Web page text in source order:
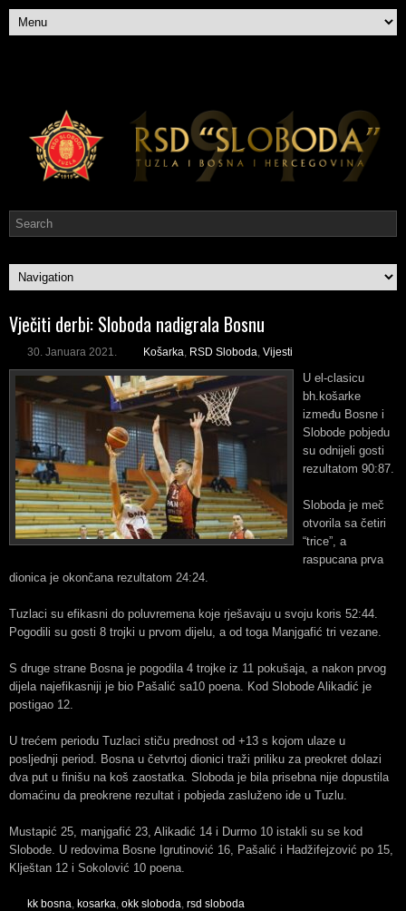
Vječiti derbi: Sloboda nadigrala Bosnu
30. Januara 2021. Košarka RSD Sloboda Vijesti
U el-clasicu
bh.košarke
između Bosne i
Slobode pobjedu
su odnijeli gosti
rezultatom 90:87.
Sloboda je meč
otvorila sa četiri
“trice”, a
raspucana prva
dionica je okončana rezultatom 24:24.
Tuzlaci su efikasni do poluvremena koje rješavaju u svoju koris 52:44.
Pogodili su gosti 8 trojki u prvom dijelu, a od toga Manjgafić tri vezane.
S druge strane Bosna je pogodila 4 trojke iz 11 pokušaja, a nakon prvog
dijela najefikasniji je bio Pašalić sa10 poena. Kod Slobode Alikadić je
postigao 12.
U trećem periodu Tuzlaci stiču prednost od +13 s kojom ulaze u
posljednji period. Bosna u četvrtoj dionici traži priliku za preokret dolazi
dva put u finišu na koš zaostatka. Sloboda je bila prisebna nije dopustila
domaćinu da preokrene rezultat i pobjeda zasluženo ide u Tuzlu.
Mustapić 25, manjgafić 23, Alikadić 14 i Durmo 10 istakli su se kod
Slobode. U redovima Bosne Igrutinović 16, Pašalić i Hadžifejzović po 15,
Klještan 12 i Sokolović 10 poena.
kk bosna kosarka okk sloboda rsd sloboda